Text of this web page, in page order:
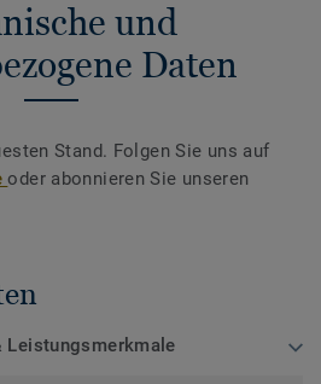
und
Daten
Stand. Folgen Sie uns auf
oder abonnieren Sie unseren
Leistungsmerkmale